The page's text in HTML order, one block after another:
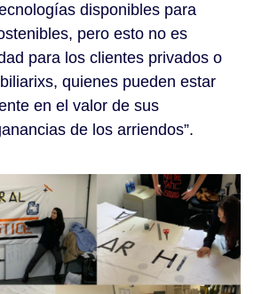
disponibles para
pero esto no es
para los clientes privados o
quienes pueden estar
en el valor de sus
de los arriendos”.